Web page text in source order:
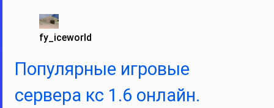
fy_iceworld
Популярные игровые
сервера кс 1.6 онлайн.